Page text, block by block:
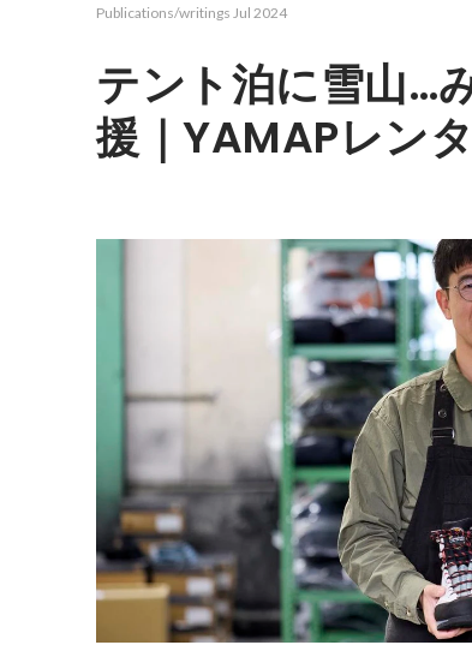
Publications/writings Jul 2024
テント泊に雪山…
援｜YAMAPレン